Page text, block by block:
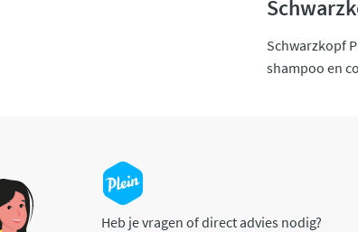
Schwarzkopf
shampoo en
Heb je vragen of direct advies nodig?